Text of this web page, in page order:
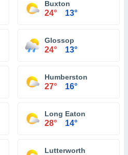
Buxton
24° 13°
Glossop
24° 13°
Humberston
27° 16°
Long Eaton
28° 14°
Lutterworth